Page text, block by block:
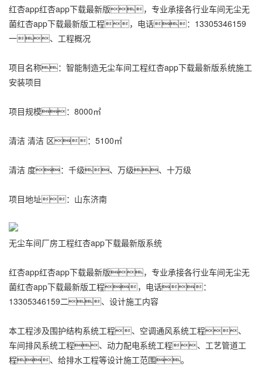
红杏app红杏app下载最新版，专业承接各行业车间无尘无
菌红杏app下载最新版工程，电话：13305346159
一、工程概况
项目名称：智能制造无尘车间工程红杏app下载最新版系统施工
安装项目
项目规模：8000㎡
清洁 清洁 区：5100㎡
清洁 度：千级、万级、十万级
项目地址：山东济南
无尘车间厂房工程红杏app下载最新版系统
红杏app红杏app下载最新版，专业承接各行业车间无尘无
菌红杏app下载最新版工程，电话：
13305346159二、设计施工内容
本工程涉及围护结构系统工程、空调通风系统工程、
车间排风系统工程、动力配电系统工程、工艺管道工
程、给排水工程等设计施工范围。